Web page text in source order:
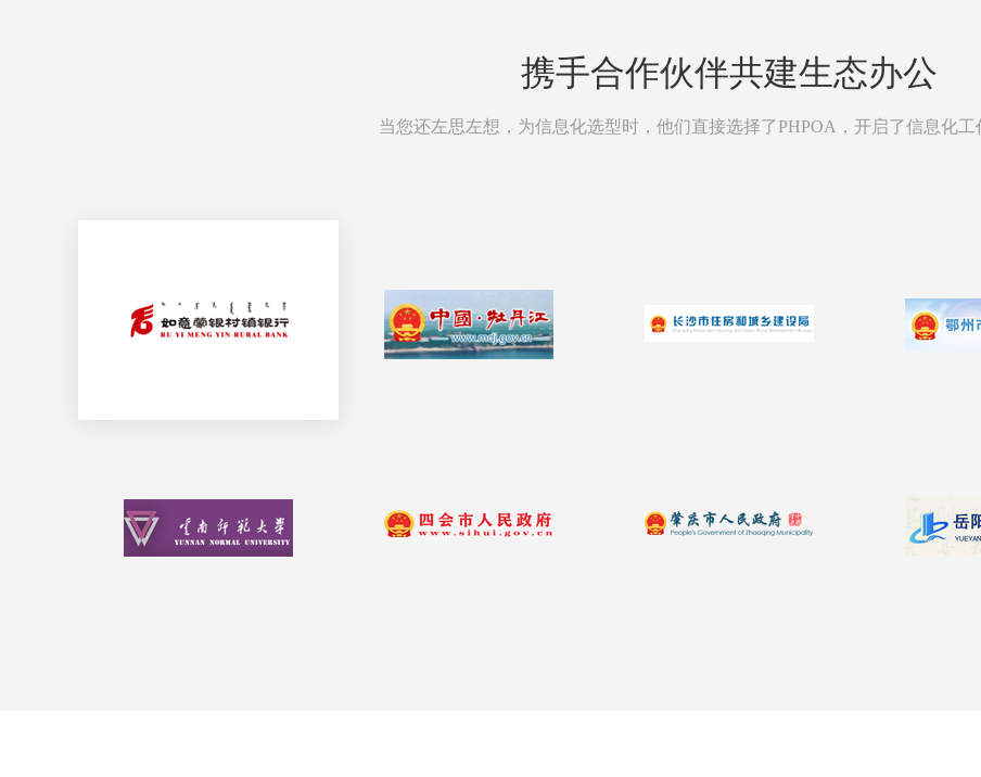
携手合作伙伴共建生态办公
当您还左思左想，为信息化选型时，他们直接选择了PHPOA，开启了信息化工